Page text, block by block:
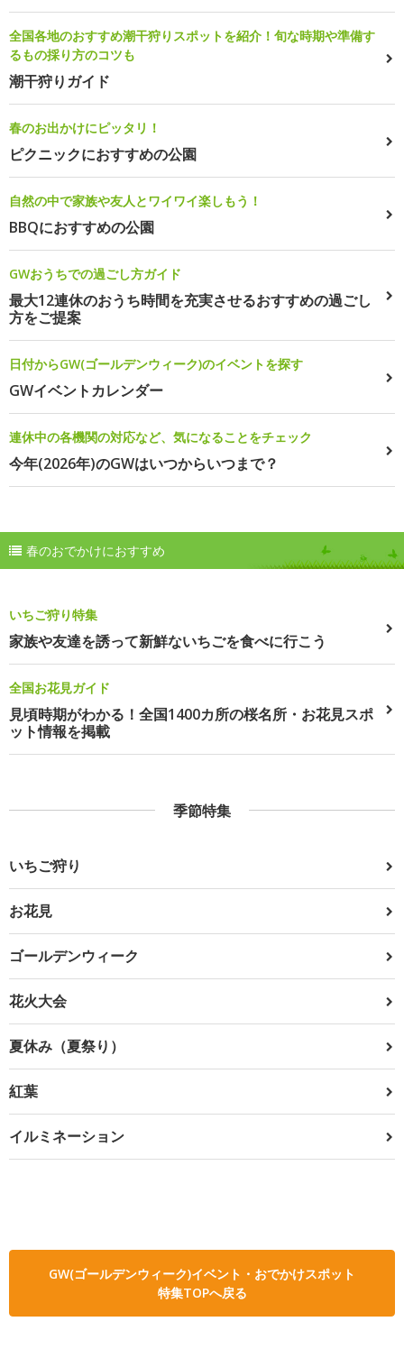
全国各地のおすすめ潮干狩りスポットを紹介！旬な時期や準備す
るもの採り方のコツも
潮干狩りガイド
春のお出かけにピッタリ！
ピクニックにおすすめの公園
自然の中で家族や友人とワイワイ楽しもう！
BBQにおすすめの公園
GWおうちでの過ごし方ガイド
最大12連休のおうち時間を充実させるおすすめの過ごし
方をご提案
日付からGW(ゴールデンウィーク)のイベントを探す
GWイベントカレンダー
連休中の各機関の対応など、気になることをチェック
今年(2026年)のGWはいつからいつまで？
春のおでかけにおすすめ
いちご狩り特集
家族や友達を誘って新鮮ないちごを食べに行こう
全国お花見ガイド
見頃時期がわかる！全国1400カ所の桜名所・お花見スポ
ット情報を掲載
季節特集
いちご狩り
お花見
ゴールデンウィーク
花火大会
夏休み（夏祭り）
紅葉
イルミネーション
GW(ゴールデンウィーク)イベント・おでかけスポット
特集TOPへ戻る